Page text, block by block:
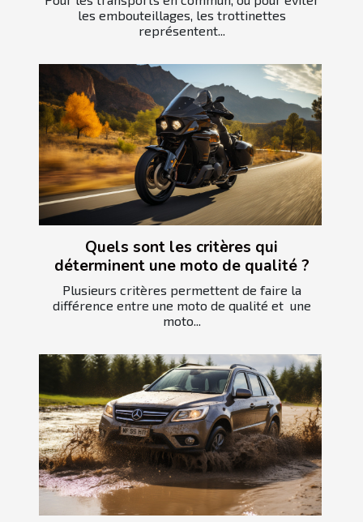
les embouteillages, les trottinettes
représentent...
Quels sont les critères qui
déterminent une moto de qualité ?
Plusieurs critères permettent de faire la
différence entre une moto de qualité et une
moto...